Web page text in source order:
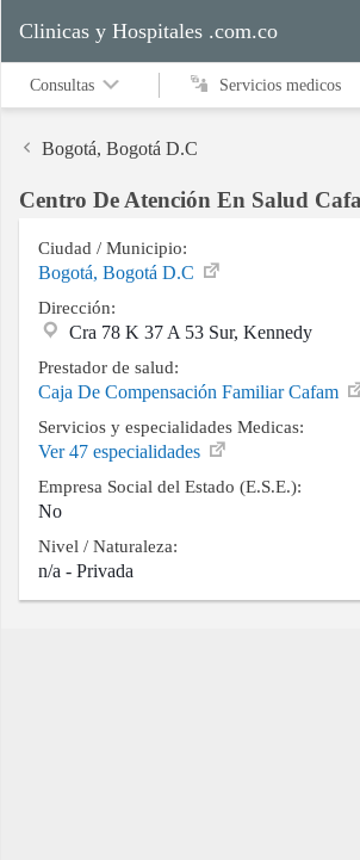
medicos
Ciudades
Buscar
Contacto
Clinicas y Hospitales .com.co
Consultas Servicios medicos
Bogotá, Bogotá D.C
Centro De Atención En Salud
Ciudad / Municipio:
Bogotá, Bogotá D.C
Dirección:
Cra 78 K 37 A 53 Sur, Kennedy
Prestador de salud:
Caja De Compensación Familiar Cafam
Servicios y especialidades Medicas:
Ver 47 especialidades
Empresa Social del Estado (E.S.E.):
No
Nivel / Naturaleza:
n/a - Privada